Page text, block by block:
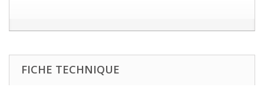
FICHE TECHNIQUE